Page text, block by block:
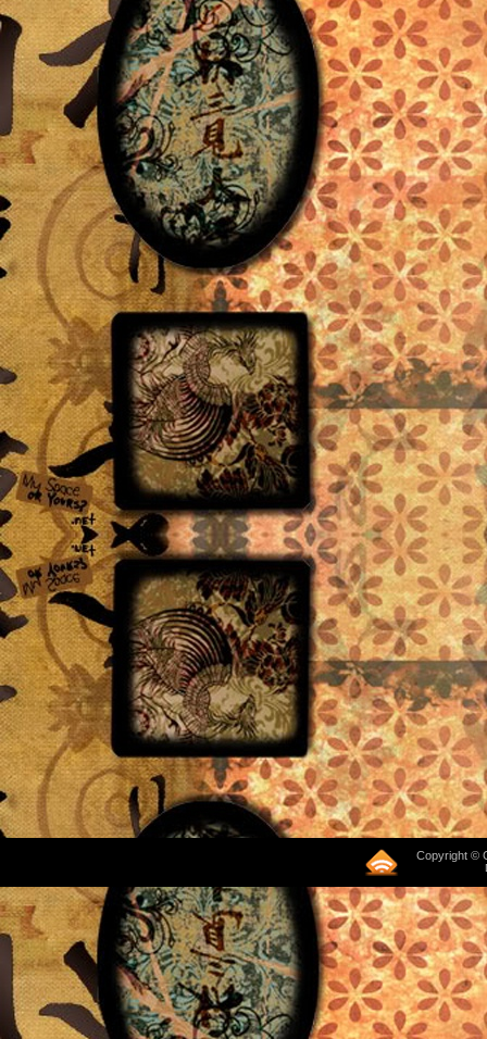
Copyright ©